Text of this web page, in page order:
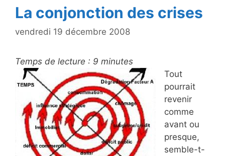
La conjonction des crises
vendredi 19 décembre 2008
Temps de lecture : 9 minutes
Tout
pourrait
revenir
comme
avant ou
presque,
semble-t-